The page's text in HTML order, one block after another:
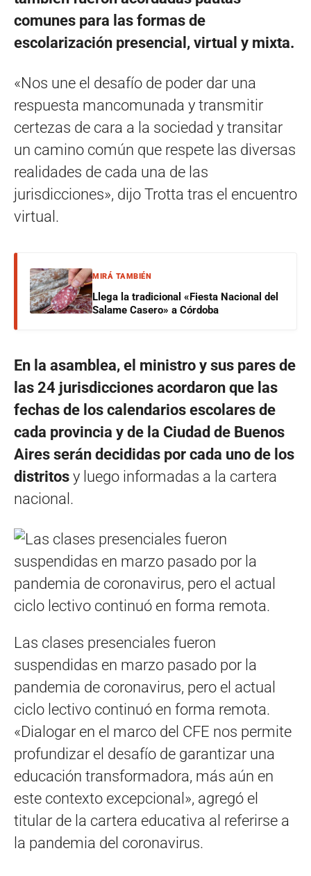
comunes para las formas de
escolarización presencial, virtual y mixta.
«Nos une el desafío de poder dar una
respuesta mancomunada y transmitir
certezas de cara a la sociedad y transitar
un camino común que respete las diversas
realidades de cada una de las
jurisdicciones», dijo Trotta tras el encuentro
virtual.
MIRÁ TAMBIÉN
Llega la tradicional «Fiesta Nacional del
Salame Casero» a Córdoba
En la asamblea, el ministro y sus pares de
las 24 jurisdicciones acordaron que las
fechas de los calendarios escolares de
cada provincia y de la Ciudad de Buenos
Aires serán decididas por cada uno de los
distritos y luego informadas a la cartera
nacional.
Las clases presenciales fueron
suspendidas en marzo pasado por la
pandemia de coronavirus, pero el actual
ciclo lectivo continuó en forma remota.
«Dialogar en el marco del CFE nos permite
profundizar el desafío de garantizar una
educación transformadora, más aún en
este contexto excepcional», agregó el
titular de la cartera educativa al referirse a
la pandemia del coronavirus.